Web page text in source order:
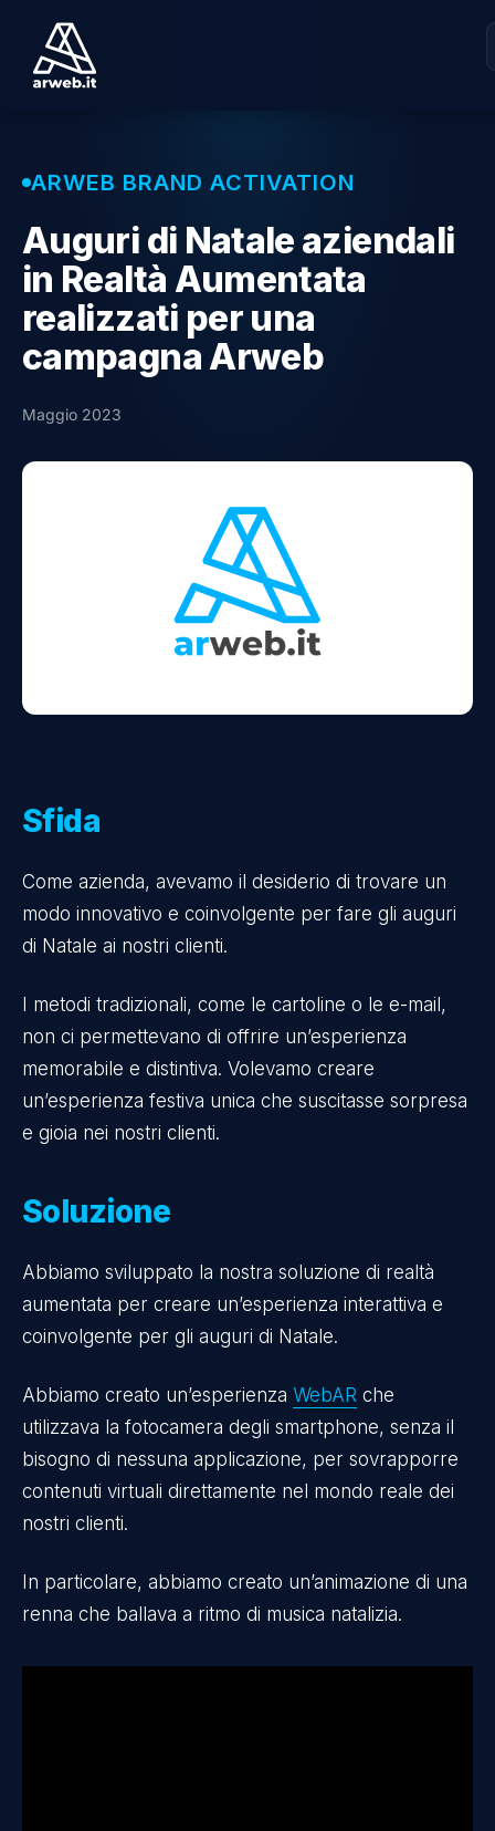
ARWEB BRAND ACTIVATION
Auguri di Natale aziendali
in Realtà Aumentata
realizzati per una
campagna Arweb
Maggio 2023
Sfida
Come azienda, avevamo il desiderio di trovare un
modo innovativo e coinvolgente per fare gli auguri
di Natale ai nostri clienti.
I metodi tradizionali, come le cartoline o le e-mail,
non ci permettevano di offrire un’esperienza
memorabile e distintiva. Volevamo creare
un’esperienza festiva unica che suscitasse sorpresa
e gioia nei nostri clienti.
Soluzione
Abbiamo sviluppato la nostra soluzione di realtà
aumentata per creare un’esperienza interattiva e
coinvolgente per gli auguri di Natale.
Abbiamo creato un’esperienza WebAR che
utilizzava la fotocamera degli smartphone, senza il
bisogno di nessuna applicazione, per sovrapporre
contenuti virtuali direttamente nel mondo reale dei
nostri clienti.
In particolare, abbiamo creato un’animazione di una
renna che ballava a ritmo di musica natalizia.